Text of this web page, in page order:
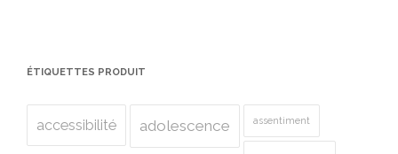
ÉTIQUETTES PRODUIT
accessibilité adolescence assentiment